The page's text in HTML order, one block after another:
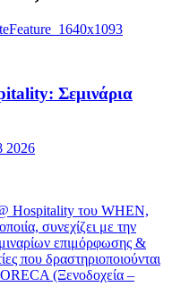
Σεμινάρια
2026
Hospitality του WHEN,
συνεχίζει με την
επιμόρφωσης &
που δραστηριοποιούνται
(Ξενοδοχεία –